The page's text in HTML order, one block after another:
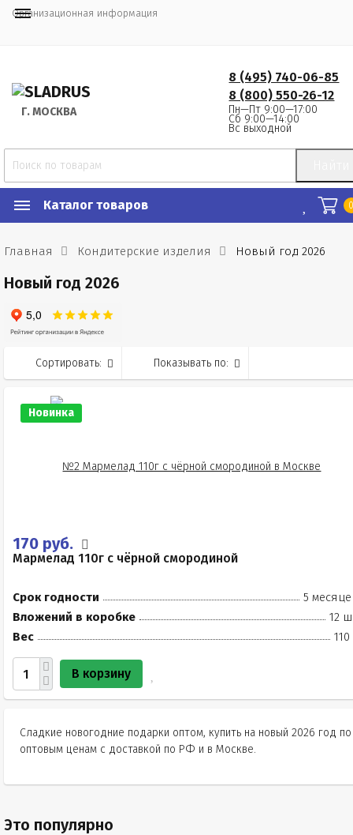
Организационная информация
Г. МОСКВА
8 (495) 740-06-85
8 (800) 550-26-12
Пн—Пт 9:00—17:00
Сб 9:00—14:00
Вс выходной
Каталог товаров
Главная Кондитерские изделия Новый год 2026
Новый год 2026
Сортировать: Показывать по:
Новинка
170 руб.
Мармелад 110г с чёрной смородиной
Срок годности
5
Вложений в коробке
12
Вес
110
В корзину
Сладкие новогодние подарки оптом, купить на новый 2026 год по
оптовым ценам с доставкой по РФ и в Москве.
Это популярно